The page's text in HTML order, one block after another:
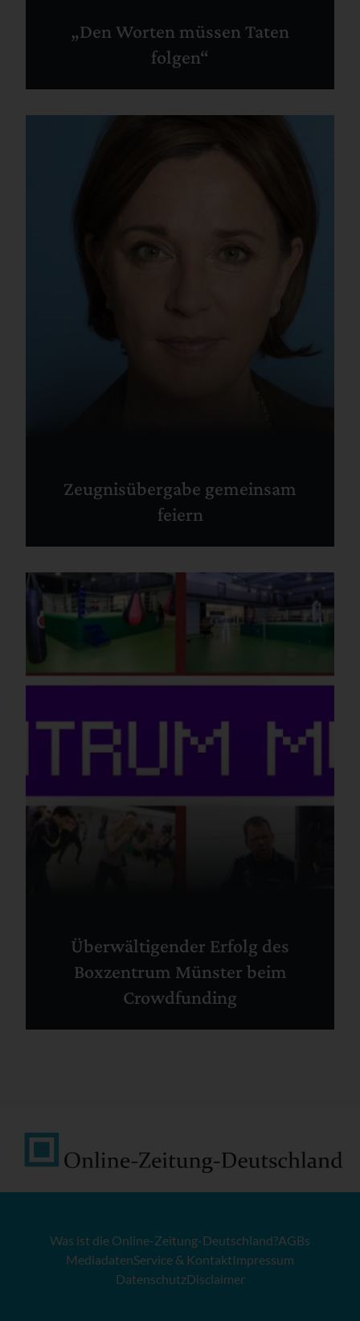
„Den Worten müssen Taten
folgen“
Zeugnisübergabe gemeinsam
feiern
Überwältigender Erfolg des
Boxzentrum Münster beim
Crowdfunding
Was ist die Online-Zeitung-Deutschland?AGBs
MediadatenService & KontaktImpressum
DatenschutzDisclaimer